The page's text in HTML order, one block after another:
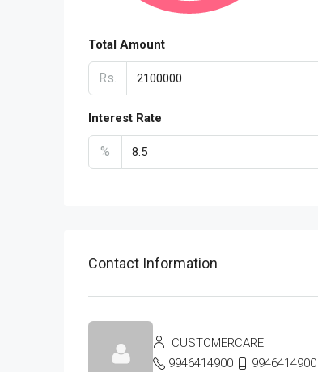
Total Amount
Rs.
Interest Rate
%
Contact Information
CUSTOMERCARE
9946414900
9946414900